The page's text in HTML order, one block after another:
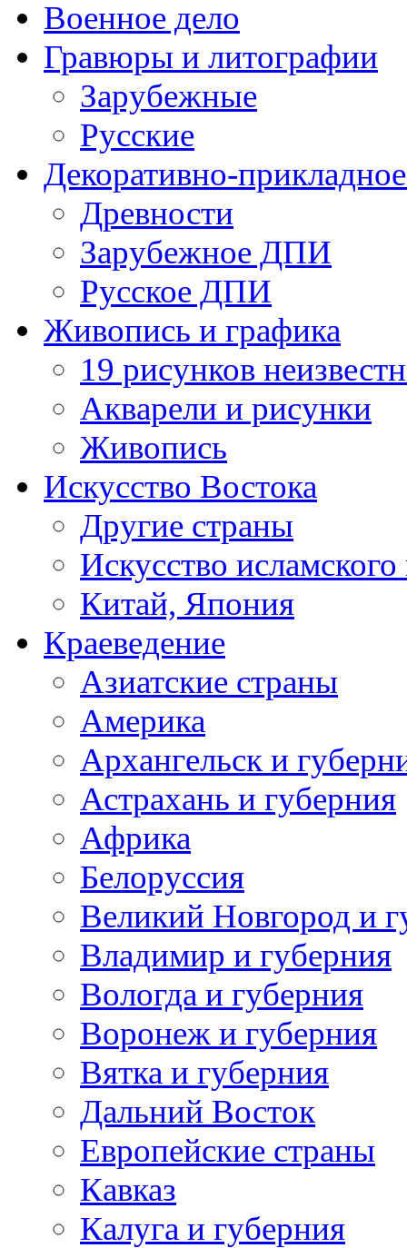
Военное дело
Гравюры и литографии
Зарубежные
Русские
Декоративно-
Древности
Зарубежное ДПИ
Русское ДПИ
Живопись и графика
19 рисунков
Акварели и рисунки
Живопись
Искусство Востока
Другие страны
Искусство
Китай, Япония
Краеведение
Азиатские страны
Америка
Архангельск и
Астрахань и губерния
Африка
Белоруссия
Великий Новгород и
Владимир и губерния
Вологда и губерния
Воронеж и губерния
Вятка и губерния
Дальний Восток
Европейские страны
Кавказ
Калуга и губерния